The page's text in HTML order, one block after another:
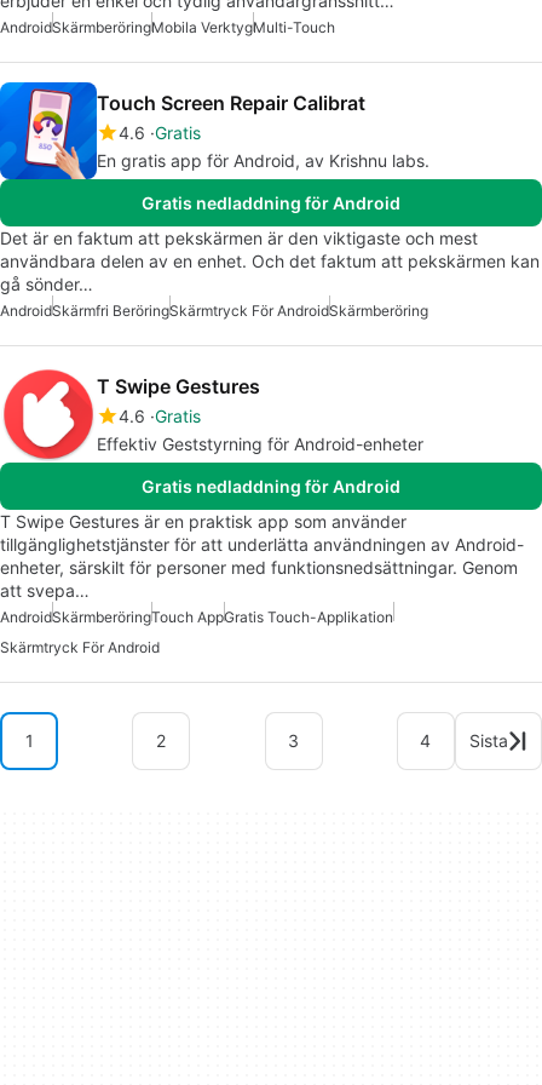
AndroidSkärmberöringMobila VerktygMulti-Touch
Touch Screen Repair Calibrat
4.6 Gratis
En gratis app för Android, av Krishnu labs.
Gratis nedladdning för Android
Det är en faktum att pekskärmen är den viktigaste och mest
användbara delen av en enhet. Och det faktum att pekskärmen kan
gå sönder…
AndroidSkärmfri BeröringSkärmtryck För AndroidSkärmberöring
T Swipe Gestures
4.6 Gratis
Effektiv Geststyrning för Android-enheter
Gratis nedladdning för Android
T Swipe Gestures är en praktisk app som använder
tillgänglighetstjänster för att underlätta användningen av Android-
enheter, särskilt för personer med funktionsnedsättningar. Genom
att svepa…
AndroidSkärmberöringTouch AppGratis Touch-Applikation
Skärmtryck För Android
1 2 3 4 Sista